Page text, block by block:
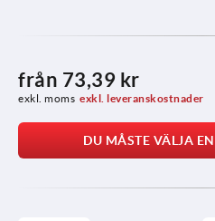
från 73,39 kr
exkl. moms exkl. leveranskostnader
DU MÅSTE VÄLJA